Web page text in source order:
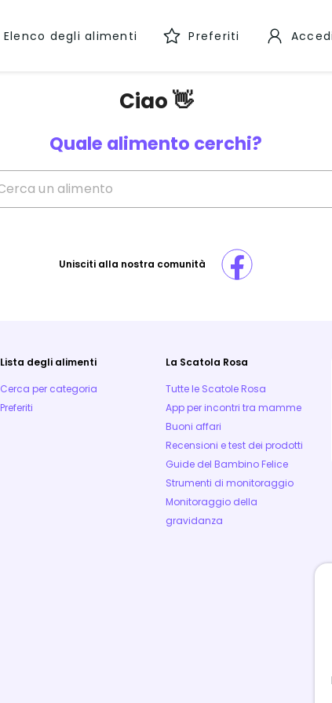
Elenco degli alimenti Preferiti
Ciao 👋
Quale alimento cerchi?
Unisciti alla nostra comunità
Lista degli alimenti
Cerca per categoria
Preferiti
La Scatola Rosa
Tutte le Scatole Rosa
App per incontri tra mamme
Buoni affari
Recensioni e test dei prodotti
Guide del Bambino Felice
Strumenti di monitoraggio
Monitoraggio della
gravidanza